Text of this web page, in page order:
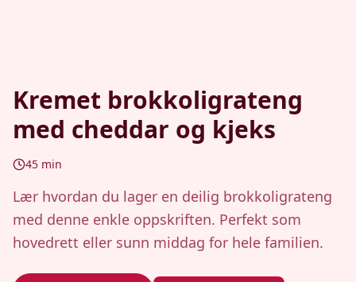
Kremet brokkoligrateng
med cheddar og kjeks
45 min
Lær hvordan du lager en deilig brokkoligrateng
med denne enkle oppskriften. Perfekt som
hovedrett eller sunn middag for hele familien.